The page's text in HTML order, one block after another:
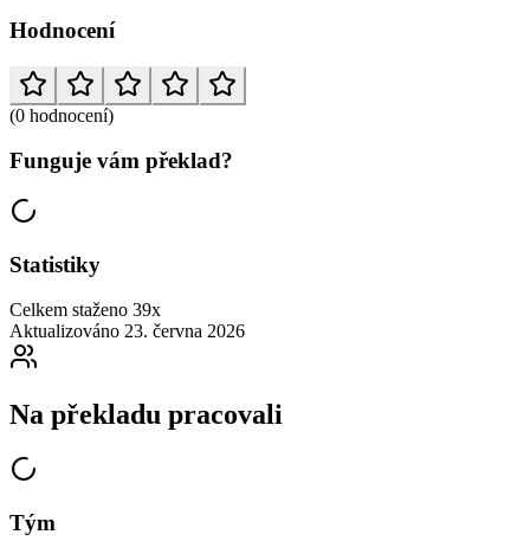
Hodnocení
(0 hodnocení)
Funguje vám překlad?
Statistiky
Celkem staženo 39x
Aktualizováno 23. června 2026
Na překladu pracovali
Tým